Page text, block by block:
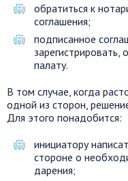
обратиться к
соглашения;
подписанное
зарегистрировать,
палату.
В том случае, когда
одной из сторон,
Для этого понадобится:
инициатору
стороне о
дарения;